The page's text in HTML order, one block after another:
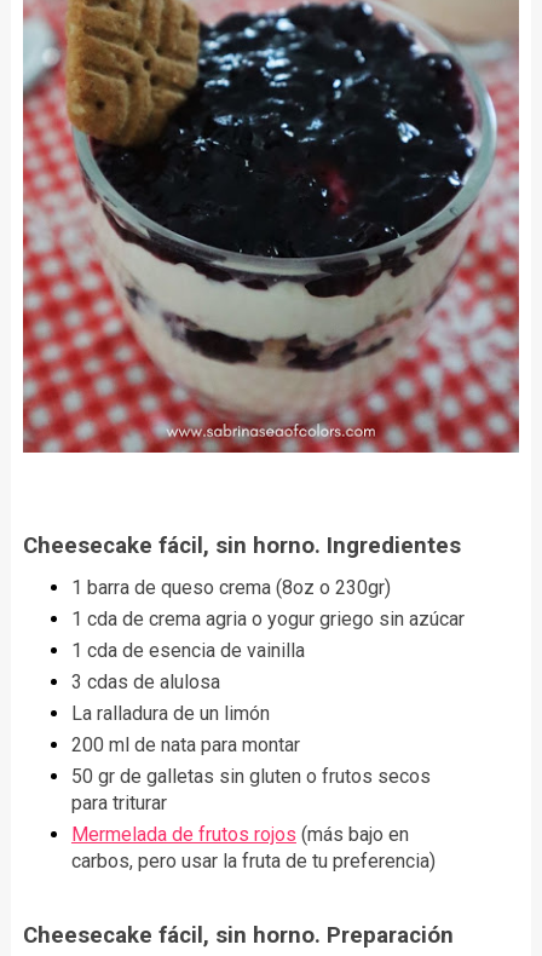
Cheesecake fácil, sin horno. Ingredientes
1 barra de queso crema (8oz o 230gr)
1 cda de crema agria o yogur griego sin azúcar
1 cda de esencia de vainilla
3 cdas de alulosa
La ralladura de un limón
200 ml de nata para montar
50 gr de galletas sin gluten o frutos secos
para triturar
Mermelada de frutos rojos (más bajo en
carbos, pero usar la fruta de tu preferencia)
Cheesecake fácil, sin horno. Preparación